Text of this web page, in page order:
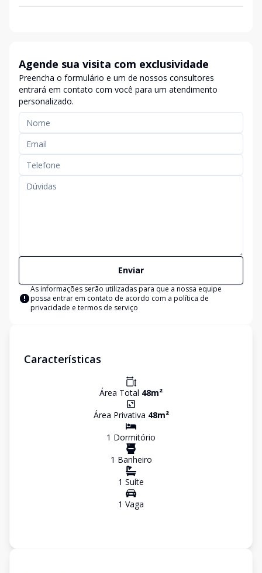
Agende sua visita com exclusividade
Preencha o formulário e um de nossos consultores
entrará em contato com você para um atendimento
personalizado.
Enviar
As informações serão utilizadas para que a nossa equipe
possa entrar em contato de acordo com a política de
privacidade e termos de serviço
Características
Área Total 48m²
Área Privativa 48m²
1 Dormitório
1 Banheiro
1 Suíte
1 Vaga